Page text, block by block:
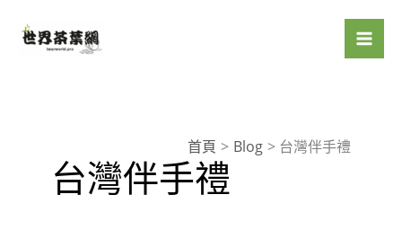
首頁 Blog 台灣伴手禮
台灣伴手禮